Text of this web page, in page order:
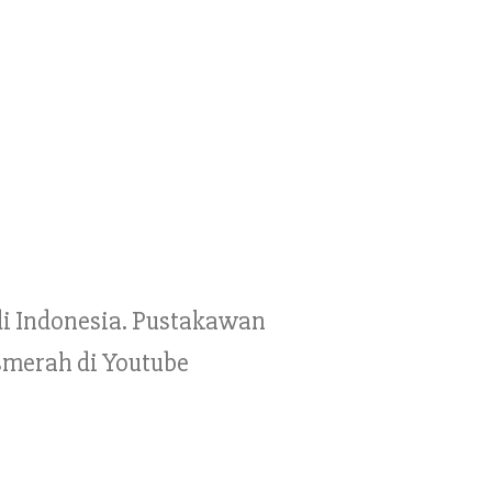
Pustakawan
di Youtube